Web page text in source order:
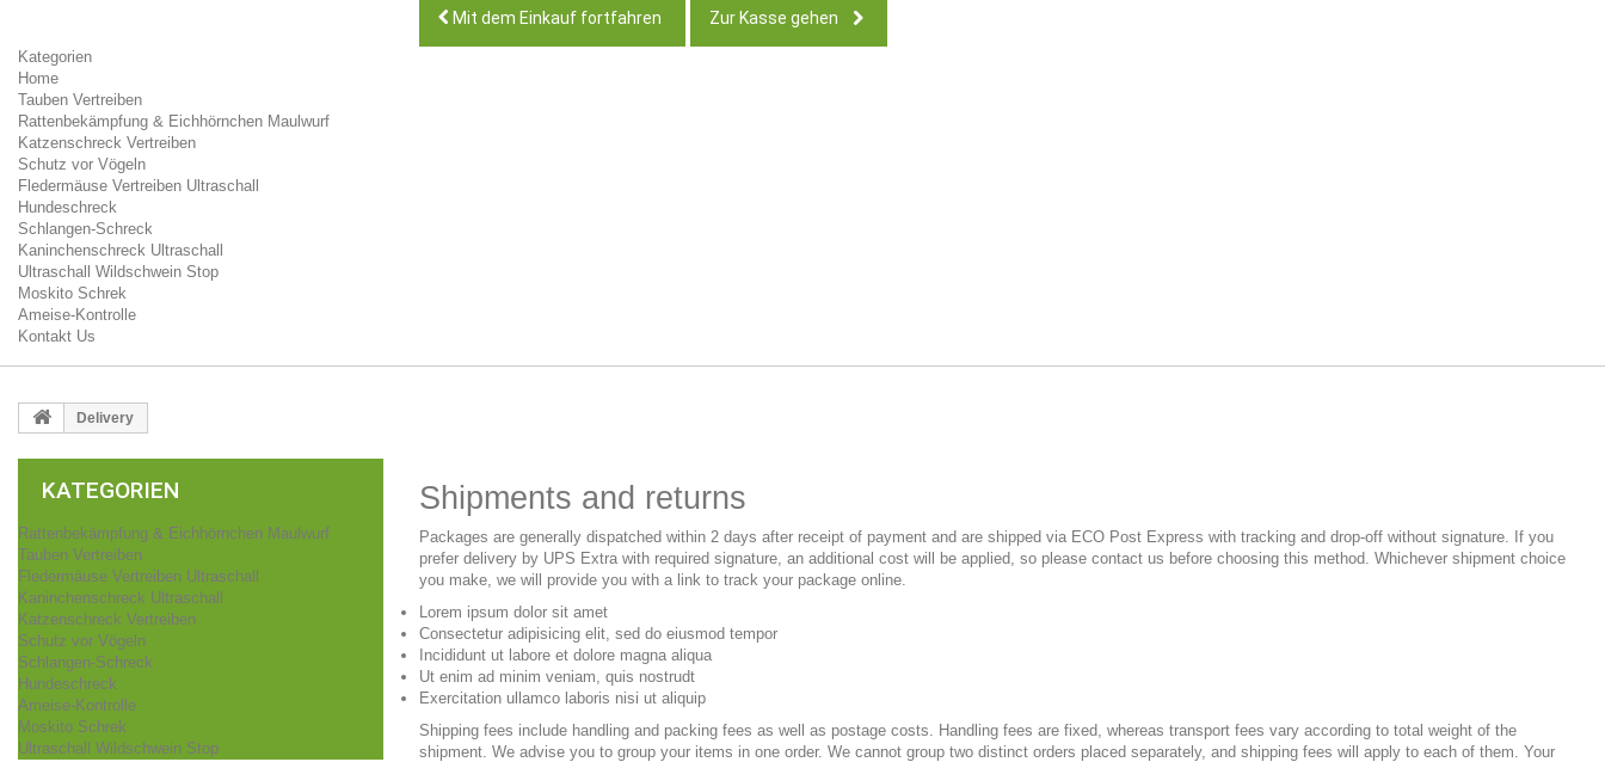
Mit dem Einkauf fortfahren Zur Kasse gehen
Kategorien
Home
Tauben Vertreiben
Rattenbekämpfung & Eichhörnchen Maulwurf
Katzenschreck Vertreiben
Schutz vor Vögeln
Fledermäuse Vertreiben Ultraschall
Hundeschreck
Schlangen-Schreck
Kaninchenschreck Ultraschall
Ultraschall Wildschwein Stop
Moskito Schrek
Ameise-Kontrolle
Kontakt Us
Delivery
KATEGORIEN
Rattenbekämpfung & Eichhörnchen Maulwurf
Tauben Vertreiben
Fledermäuse Vertreiben Ultraschall
Kaninchenschreck Ultraschall
Katzenschreck Vertreiben
Schutz vor Vögeln
Schlangen-Schreck
Hundeschreck
Ameise-Kontrolle
Moskito Schrek
Ultraschall Wildschwein Stop
Shipments and returns
Packages are generally dispatched within 2 days after receipt of payment and are shipped via ECO Post Express with tracking and drop-off without signature. If you
prefer delivery by UPS Extra with required signature, an additional cost will be applied, so please contact us before choosing this method. Whichever shipment choice
you make, we will provide you with a link to track your package online.
Lorem ipsum dolor sit amet
Consectetur adipisicing elit, sed do eiusmod tempor
Incididunt ut labore et dolore magna aliqua
Ut enim ad minim veniam, quis nostrudt
Exercitation ullamco laboris nisi ut aliquip
Shipping fees include handling and packing fees as well as postage costs. Handling fees are fixed, whereas transport fees vary according to total weight of the
shipment. We advise you to group your items in one order. We cannot group two distinct orders placed separately, and shipping fees will apply to each of them. Your